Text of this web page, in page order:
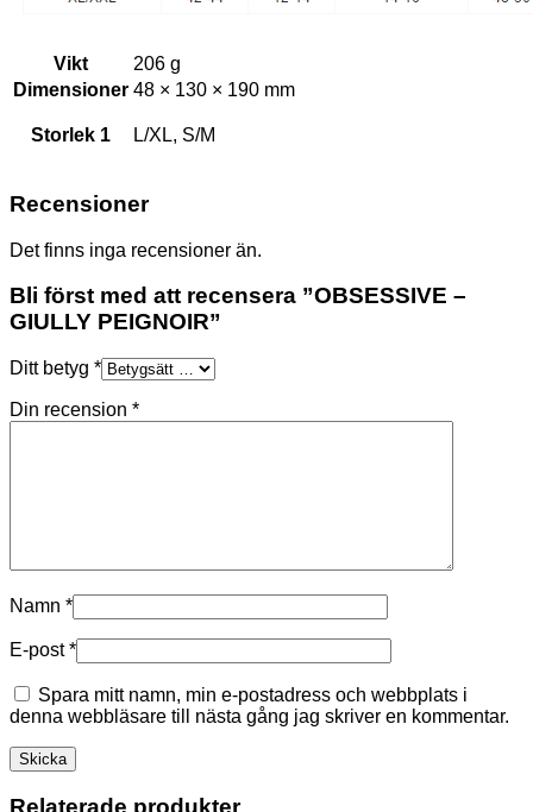
Vikt
206 g
Dimensioner 48 × 130 × 190 mm
Storlek 1 L/XL, S/M
Recensioner
Det finns inga recensioner än.
Bli först med att recensera ”OBSESSIVE –
GIULLY PEIGNOIR”
Ditt betyg *
Din recension *
Namn *
E-post*
Spara mitt namn, min e-postadress och webbplats i
denna webbläsare till nästa gång jag skriver en kommentar.
Relaterade produkter